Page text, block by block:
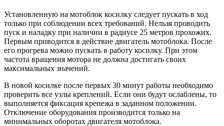
Установленную на мотоблок косилку следует пускать в ход
только при соблюдении всех требований. Нельзя проводить
пуск и наладку при наличии в радиусе 25 метров прохожих.
Первым приводится в действие двигатель мотоблока. После
его прогрева можно пускать в работу косилку. При этом
частота вращения мотора не должна достигать своих
максимальных значений.
В новой косилке после первых 30 минут работы необходимо
проверить все узлы креплений. Если они будут ослаблены, то
выполняется фиксация крепежа в заданном положении.
Отключение оборудования производится только на
минимальных оборотах двигателя мотоблока.